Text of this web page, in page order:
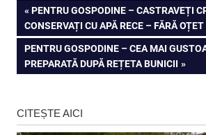
Navigare
în
articole
PREVIOUS
POST:
PENTRU GOSPODINE – CASTRAVEȚI
CONSERVAȚI CU APĂ RECE – FĂRĂ OȚET
NEXT
POST:
PENTRU GOSPODINE – CEA MAI
PREPARATĂ DUPĂ REȚETA BUNICII